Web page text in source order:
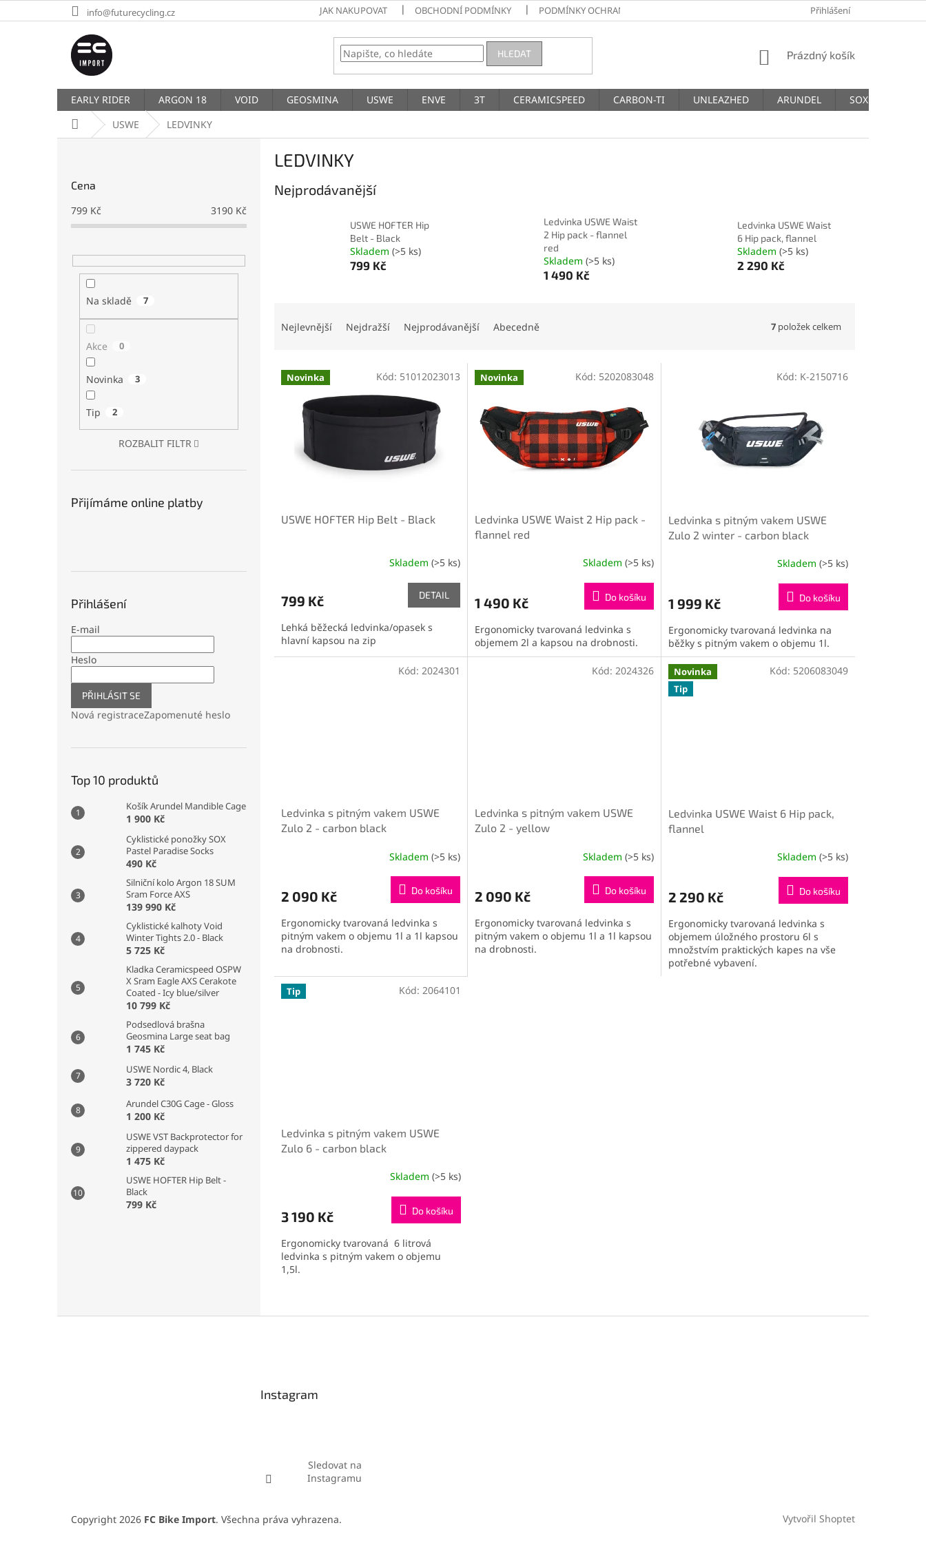
na
info@futurecycling.cz JAK NAKUPOVAT OBCHODNÍ PODMÍNKY PODMÍNKY OCHRANY OSOBNÍCH ÚDAJŮ Přihlášení
HLEDAT
NÁKUPNÍ
Prázdný košík
EARLY RIDER ARGON 18 VOID GEOSMINA USWE ENVE 3T CERAMICSPEED CARBON-TI UNLEAZHED ARUNDEL SOX
Domů USWE LEDVINKY
Cena
799 Kč 3190 Kč
Na skladě 7
Akce 0
Novinka 3
Tip 2
ROZBALIT FILTR
Přijímáme online platby
Přihlášení
E-mail
Heslo
PŘIHLÁSIT SE
Nová registraceZapomenuté heslo
Top 10 produktů
Košík Arundel Mandible Cage
1 900 Kč
Cyklistické ponožky SOX
Pastel Paradise Socks
490 Kč
Silniční kolo Argon 18 SUM
Sram Force AXS
139 990 Kč
Cyklistické kalhoty Void
Winter Tights 2.0 - Black
5 725 Kč
Kladka Ceramicspeed OSPW
X Sram Eagle AXS Cerakote
Coated - Icy blue/silver
10 799 Kč
Podsedlová brašna
Geosmina Large seat bag
1 745 Kč
USWE Nordic 4, Black
3 720 Kč
Arundel C30G Cage - Gloss
1 200 Kč
USWE VST Backprotector for
zippered daypack
1 475 Kč
USWE HOFTER Hip Belt -
Black
799 Kč
LEDVINKY
Nejprodávanější
USWE HOFTER Hip
Belt - Black
Skladem (>5 ks)
799 Kč
Ledvinka USWE Waist
2 Hip pack - flannel
red
Skladem (>5 ks)
1 490 Kč
Ledvinka USWE Waist
6 Hip pack, flannel
Skladem (>5 ks)
2 290 Kč
n
Nejlevnější Nejdražší Nejprodávanější Abecedně 7 položek celkem
V Novinka
USWE HOFTER Hip Belt - Black
Skladem (>5 ks)
799 Kč DETAIL
Lehká běžecká ledvinka/opasek s
hlavní kapsou na zip
Kód: 51012023013 Novinka
Ledvinka USWE Waist 2 Hip pack -
flannel red
Skladem (>5 ks)
1 490 Kč Do košíku
Ergonomicky tvarovaná ledvinka s
objemem 2l a kapsou na drobnosti.
Kód: 5202083048
Ledvinka s pitným vakem USWE
Zulo 2 winter - carbon black
Skladem (>5 ks)
1 999 Kč Do košíku
Ergonomicky tvarovaná ledvinka na
běžky s pitným vakem o objemu 1l.
Kód: K-2150716
Ledvinka s pitným vakem USWE
Zulo 2 - carbon black
Skladem (>5 ks)
2 090 Kč Do košíku
Ergonomicky tvarovaná ledvinka s
pitným vakem o objemu 1l a 1l kapsou
na drobnosti.
Kód: 2024301
Ledvinka s pitným vakem USWE
Zulo 2 - yellow
Skladem (>5 ks)
2 090 Kč Do košíku
Ergonomicky tvarovaná ledvinka s
pitným vakem o objemu 1l a 1l kapsou
na drobnosti.
Kód: 2024326
Novinka
Tip
Ledvinka USWE Waist 6 Hip pack,
flannel
Skladem (>5 ks)
2 290 Kč Do košíku
Ergonomicky tvarovaná ledvinka s
objemem úložného prostoru 6l s
množstvím praktických kapes na vše
potřebné vybavení.
Kód: 5206083049
Tip
Ledvinka s pitným vakem USWE
Zulo 6 - carbon black
Skladem (>5 ks)
3 190 Kč Do košíku
Ergonomicky tvarovaná 6 litrová
ledvinka s pitným vakem o objemu
1,5l.
Kód: 2064101
v
Instagram
Sledovat na
Instagramu
Vytvořil Shoptet
Copyright 2026 FC Bike Import. Všechna práva vyhrazena.